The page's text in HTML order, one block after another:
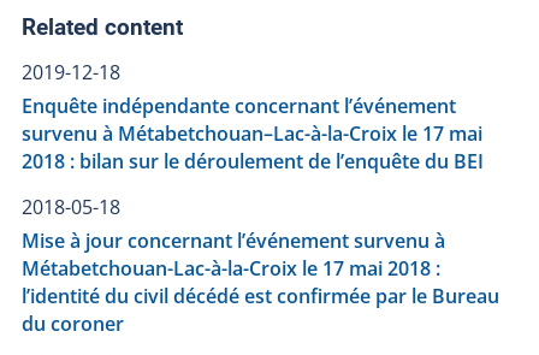
Related content
2019-12-18
Enquête indépendante concernant l’événement
survenu à Métabetchouan–Lac-à-la-Croix le 17 mai
2018 : bilan sur le déroulement de l’enquête du BEI
2018-05-18
Mise à jour concernant l’événement survenu à
Métabetchouan-Lac-à-la-Croix le 17 mai 2018 :
l’identité du civil décédé est confirmée par le Bureau
du coroner